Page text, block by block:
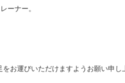
ーナー。
お運びいただけますようお願い申し